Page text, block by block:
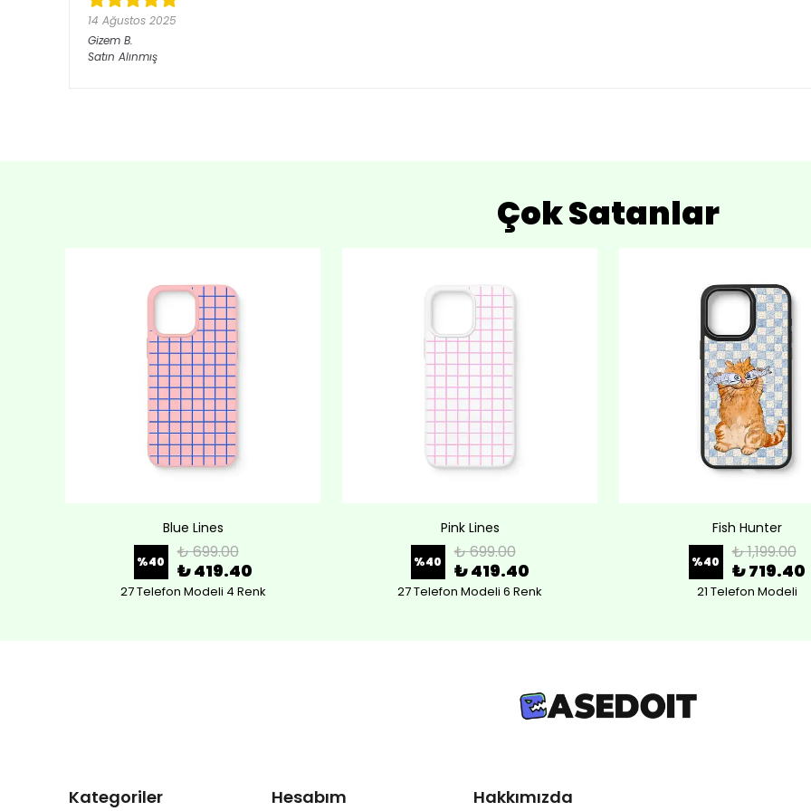
14 Ağustos 2025
Gizem B.
Satın Alınmış
Çok Satanlar
Blue Lines
%40 ₺ 699.00
₺ 419.40
27 Telefon Modeli 4 Renk
Pink Lines
%40 ₺ 699.00
₺ 419.40
27 Telefon Modeli 6 Renk
Fish Hunter
%40 ₺ 1,199.00
₺ 719.40
21 Telefon Modeli
Kategoriler Hesabım Hakkımızda